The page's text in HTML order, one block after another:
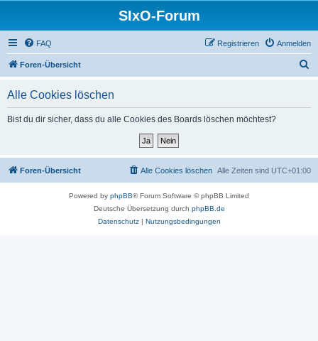
SIxO-Forum
FAQ Anmelden
Registrieren
Foren-Übersicht
Alle Cookies löschen
Bist du dir sicher, dass du alle Cookies des Boards löschen möchtest?
Foren-Übersicht Alle Zeiten sind UTC+01:00
Alle Cookies löschen
Powered by phpBB® Forum Software © phpBB Limited
Deutsche Übersetzung durch phpBB.de
Datenschutz| Nutzungsbedingungen